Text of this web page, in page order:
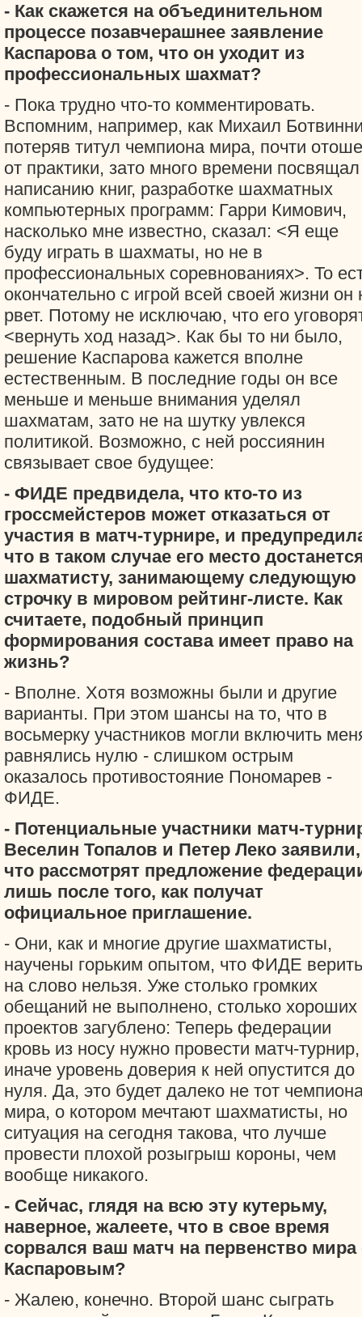
- Как скажется на объединительном
процессе позавчерашнее заявление
Каспарова о том, что он уходит из
профессиональных шахмат?
- Пока трудно что-то комментировать.
Вспомним, например, как Михаил
потеряв титул чемпиона мира, почти
от практики, зато много времени посвящал
написанию книг, разработке шахматных
компьютерных программ: Гарри Кимович,
насколько мне известно, сказал: <Я еще
буду играть в шахматы, но не в
профессиональных соревнованиях>. То
окончательно с игрой всей своей жизни он
рвет. Потому не исключаю, что его
<вернуть ход назад>. Как бы то ни было,
решение Каспарова кажется вполне
естественным. В последние годы он все
меньше и меньше внимания уделял
шахматам, зато не на шутку увлекся
политикой. Возможно, с ней россиянин
связывает свое будущее:
- ФИДЕ предвидела, что кто-то из
гроссмейстеров может отказаться от
участия в матч-турнире, и
что в таком случае его место
шахматисту, занимающему следующую
строчку в мировом рейтинг-листе. Как
считаете, подобный принцип
формирования состава имеет право на
жизнь?
- Вполне. Хотя возможны были и другие
варианты. При этом шансы на то, что в
восьмерку участников могли включить
равнялись нулю - слишком острым
оказалось противостояние Пономарев -
ФИДЕ.
- Потенциальные участники матч-
Веселин Топалов и Петер Леко заявили,
что рассмотрят предложение
лишь после того, как получат
официальное приглашение.
- Они, как и многие другие шахматисты,
научены горьким опытом, что ФИДЕ верить
на слово нельзя. Уже столько громких
обещаний не выполнено, столько хороших
проектов загублено: Теперь федерации
кровь из носу нужно провести матч-турнир,
иначе уровень доверия к ней опустится до
нуля. Да, это будет далеко не тот
мира, о котором мечтают шахматисты, но
ситуация на сегодня такова, что лучше
провести плохой розыгрыш короны, чем
вообще никакого.
- Сейчас, глядя на всю эту кутерьму,
наверное, жалеете, что в свое время
сорвался ваш матч на первенство мира
Каспаровым?
- Жалею, конечно. Второй шанс сыграть